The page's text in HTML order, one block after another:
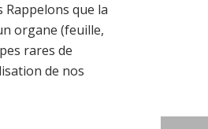
Rappelons que la
organe (feuille,
rares de
de nos